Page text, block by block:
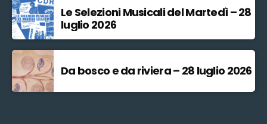
Le Selezioni Musicali del Martedì – 28
luglio 2026
Da bosco e da riviera – 28 luglio 2026